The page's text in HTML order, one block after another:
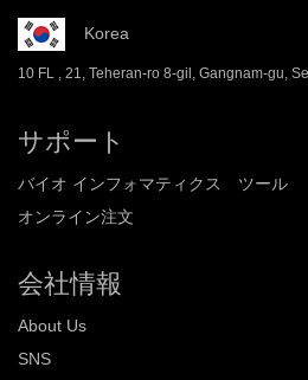
Korea
10 FL , 21, Teheran-ro 8-gil, Gangnam-gu,
サポート
バイオ インフォマティクス ツール
オンライン注文
会社情報
About Us
SNS